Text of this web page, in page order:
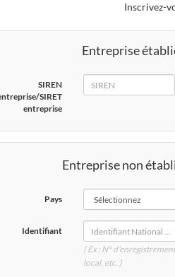
Inscrivez-
Entreprise
SIREN
SIRET
entreprise
SIREN
SIRET
Entreprise non
Pays
Identifiant
( Ex : N°
local, etc. )